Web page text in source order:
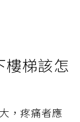
樓梯該怎
，疼痛者應